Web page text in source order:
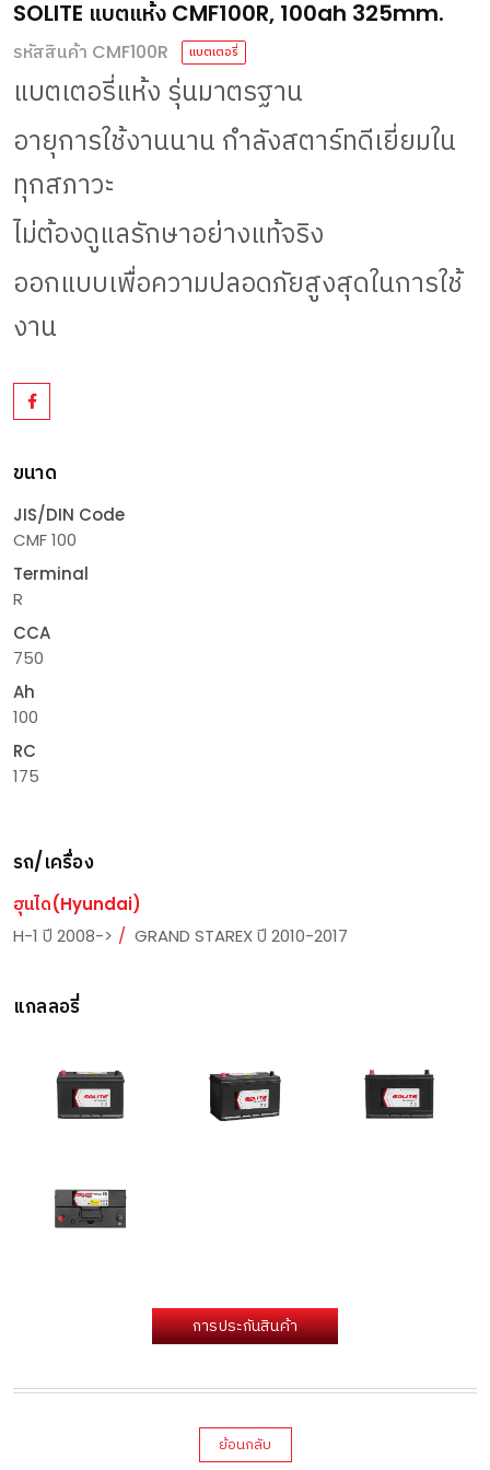
SOLITE แบตแห้ง CMF100R, 100ah 325mm.
รหัสสินค้า CMF100R แบตเตอรี่
แบตเตอรี่แห้ง รุ่นมาตรฐาน
อายุการใช้งานนาน กำลังสตาร์ทดีเยี่ยมใน
ทุกสภาวะ
ไม่ต้องดูแลรักษาอย่างแท้จริง
ออกแบบเพื่อความปลอดภัยสูงสุดในการใช้
งาน
ขนาด
JIS/DIN Code
CMF 100
Terminal
R
CCA
750
Ah
100
RC
175
รถ/เครื่อง
ฮุนได(Hyundai)
H-1 ปี 2008->
GRAND STAREX ปี 2010-2017
แกลลอรี่
การประกันสินค้า
ย้อนกลับ